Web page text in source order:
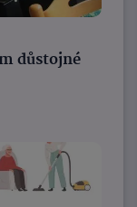
důstojné